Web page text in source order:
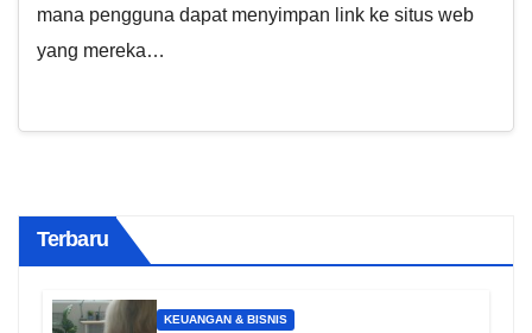
mana pengguna dapat menyimpan link ke situs web
yang mereka…
Terbaru
KEUANGAN & BISNIS